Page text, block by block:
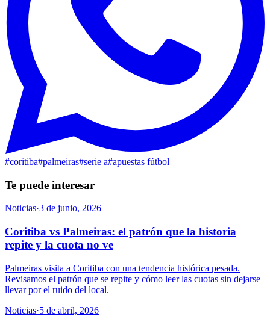
#coritiba#palmeiras#serie a#apuestas fútbol
Te puede interesar
Noticias·3 de junio, 2026
Coritiba vs Palmeiras: el patrón que la historia
repite y la cuota no ve
Palmeiras visita a Coritiba con una tendencia histórica pesada.
Revisamos el patrón que se repite y cómo leer las cuotas sin dejarse
llevar por el ruido del local.
Noticias·5 de abril, 2026